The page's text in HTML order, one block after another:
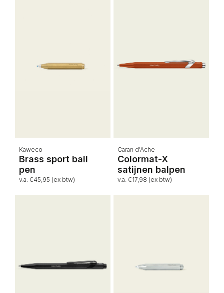
Kaweco
Brass sport ball
pen
v.a. €45,95 (ex btw)
Caran d'Ache
Colormat-X
satijnen balpen
v.a. €17,98 (ex btw)